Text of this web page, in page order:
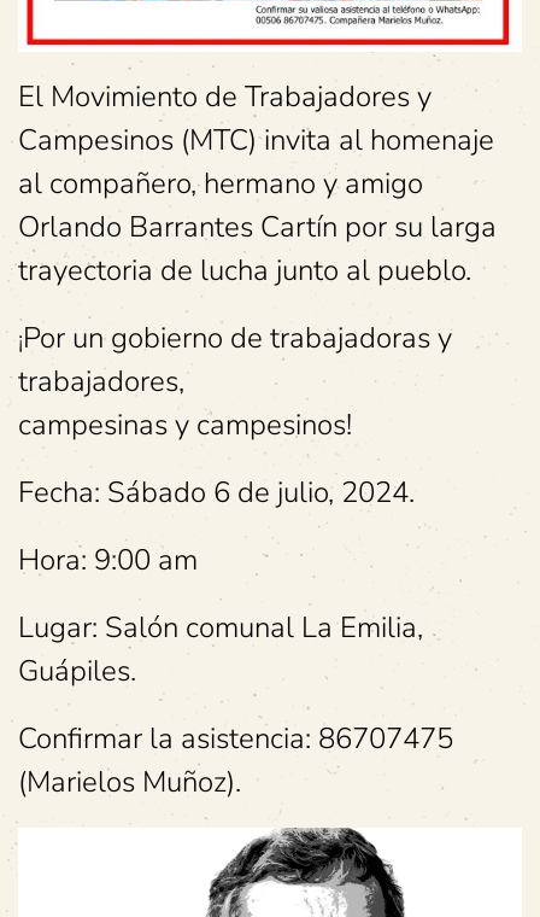
El Movimiento de Trabajadores y
Campesinos (MTC) invita al homenaje
al compañero, hermano y amigo
Orlando Barrantes Cartín por su larga
trayectoria de lucha junto al pueblo.
¡Por un gobierno de trabajadoras y
trabajadores,
campesinas y campesinos!
Fecha: Sábado 6 de julio, 2024.
Hora: 9:00 am
Lugar: Salón comunal La Emilia,
Guápiles.
Confirmar la asistencia: 86707475
(Marielos Muñoz).